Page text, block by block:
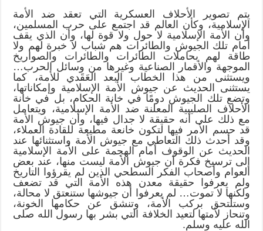
يتم تصوير الأحلاف العسكرية التي تعقد ضد الأمة
الإسلامية، وكأن العالم قد اجتمع على حرب المسلمين،
وأن الأمة الإسلامية لا حول ولا قوة لها، وأن الذي يقف
أمام تلك الجيوش والطائرات هم شباب لا خبرة لهم ولا
طاقة لهم بحاملات الطائرات والطائرات والصواريخ
الموجهة والأقمار الصناعية وغيرها من وسائل الحرب…
ويستثنى من هذا الخطاب البعد العَقَدي للأمة، كما
يستثنى الحديث عن جيوش الأمة الإسلامية وإمكاناتها،
وتضع تلك الجيوش دومًا في خانة الحكام، بل في خانة
الأحلاف الصليبية المعلنة ضد الأمة الإسلامية، ويتعامل
مع ذلك على أنه حقيقة لا جدال فيها، وأن جيوش الأمة
قد حسم الأمر فيها لتكون خانعة مطيعة للقادة العملاء،
وقد أحدث ذلك التعاطي مع جيوش الأمة واستثنائها عند
الحديث عن الوقوف أمام الهجمة على الأمة الإسلامية
إلى ترسيخ فكرة أن جيوش الأمة ليست منها، عند بعض
العوام وأصحاب الفكر السطحي الذين لم يقرؤوا التاريخ
ولم يعرفوا حقيقة معدن هذه الأمة التي قد تضعف
ولكنها لا تموت… لم يعرفوا أن جيوشها ستنعتق لا محالة،
وستلتحق بركب الأمة، وتنشق عن حكامها الخونة،
وتنحاز لأمتها لتعيد الخلافة التي بشر بها رسول الله صلى
الله عليه وسلم.